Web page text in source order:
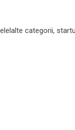
categorii,